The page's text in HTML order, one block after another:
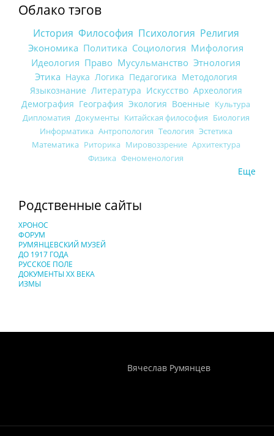
Облако тэгов
История Философия Психология Религия
Экономика Политика Социология Мифология
Идеология Право Мусульманство Этнология
Этика Наука Логика Педагогика Методология
Языкознание Литература Искусство Археология
Демография География Экология Военные Культура
Дипломатия Документы Китайская философия Биология
Информатика Антропология Теология Эстетика
Математика Риторика Мировоззрение Архитектура
Физика Феноменология
Еще
Родственные сайты
ХРОНОС
ФОРУМ
РУМЯНЦЕВСКИЙ МУЗЕЙ
ДО 1917 ГОДА
РУССКОЕ ПОЛЕ
ДОКУМЕНТЫ XX ВЕКА
ИЗМЫ
Вячеслав Румянцев